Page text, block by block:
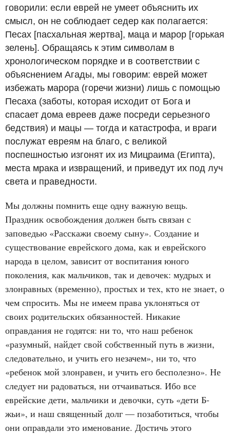
говорили: если еврей не умеет объяснить их
смысл, он не соблюдает седер как полагается:
Песах [пасхальная жертва], маца и марор [горькая
зелень]. Обращаясь к этим символам в
хронологическом порядке и в соответствии с
объяснением Агады, мы говорим: еврей может
избежать марора (горечи жизни) лишь с помощью
Песаха (заботы, которая исходит от Бога и
спасает дома евреев даже посреди серьезного
бедствия) и мацы — тогда и катастрофа, и враги
послужат евреям на благо, с великой
поспешностью изгонят их из Мицраима (Египта),
места мрака и извращений, и приведут их под луч
света и праведности.
Мы должны помнить еще одну важную вещь.
Праздник освобождения должен быть связан с
заповедью «Расскажи своему сыну». Создание и
существование еврейского дома, как и еврейского
народа в целом, зависит от воспитания юного
поколения, как мальчиков, так и девочек: мудрых и
злонравных (временно), простых и тех, кто не знает, о
чем спросить. Мы не имеем права уклоняться от
своих родительских обязанностей. Никакие
оправдания не годятся: ни то, что наш ребенок
«разумный, найдет свой собственный путь в жизни,
следовательно, и учить его незачем», ни то, что
«ребенок мой злонравен, и учить его бесполезно». Не
следует ни радоваться, ни отчаиваться. Ибо все
еврейские дети, мальчики и девочки, суть «дети Б-
жьи», и наш священный долг — позаботиться, чтобы
они оправдали это именование. Достичь этого